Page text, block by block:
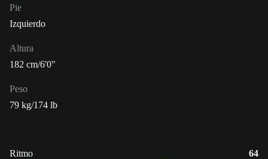
Pie
Izquierdo
Altura
182 cm/6'0"
Peso
79 kg/174 lb
Ritmo
64